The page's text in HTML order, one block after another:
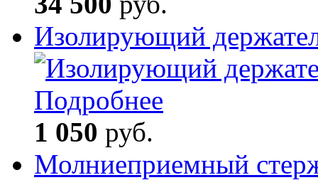
Изолирующий
Подробнее
1 050 руб.
Молниеприемный